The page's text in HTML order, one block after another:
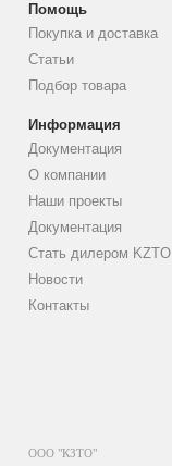
Помощь
Покупка и доставка
Статьи
Подбор товара
Информация
Документация
О компании
Наши проекты
Документация
Стать дилером KZTO
Новости
Контакты
ООО "КЗТО"